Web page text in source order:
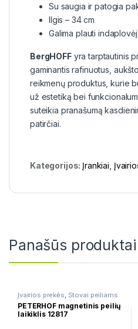
Su saugia ir patogia
Ilgis – 34 cm
Galima plauti
BergHOFFyra tarptautinis
gaminantis rafinuotus,
reikmenų produktus, kurie
už estetiką bei
suteikia pranašumą
patirčiai.
Kategorijos: Įrankiai,
Panašūs produktai
Įvairios prekės, Stovai peiliams
PETERHOF magnetinis peilių
laikiklis 12817